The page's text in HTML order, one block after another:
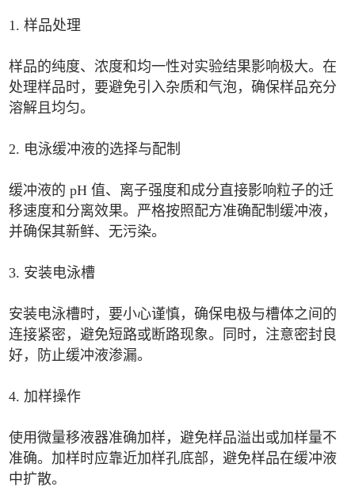
1. 样品处理
样品的纯度、浓度和均一性对实验结果影响极大。在
处理样品时，要避免引入杂质和气泡，确保样品充分
溶解且均匀。
2. 电泳缓冲液的选择与配制
缓冲液的 pH 值、离子强度和成分直接影响粒子的迁
移速度和分离效果。严格按照配方准确配制缓冲液，
并确保其新鲜、无污染。
3. 安装电泳槽
安装电泳槽时，要小心谨慎，确保电极与槽体之间的
连接紧密，避免短路或断路现象。同时，注意密封良
好，防止缓冲液渗漏。
4. 加样操作
使用微量移液器准确加样，避免样品溢出或加样量不
准确。加样时应靠近加样孔底部，避免样品在缓冲液
中扩散。